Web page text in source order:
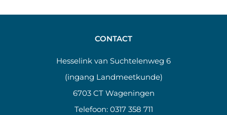
CONTACT
Hesselink van Suchtelenweg 6
(ingang Landmeetkunde)
6703 CT Wageningen
Telefoon: 0317 358 711